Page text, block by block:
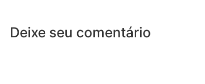
Deixe seu comentário